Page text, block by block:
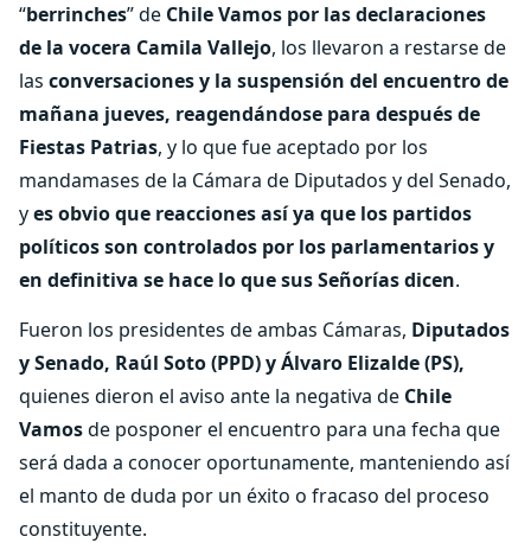
“berrinches” de Chile Vamos por las declaraciones
de la vocera Camila Vallejo, los llevaron a restarse de
las conversaciones y la suspensión del encuentro de
mañana jueves, reagendándose para después de
Fiestas Patrias, y lo que fue aceptado por los
mandamases de la Cámara de Diputados y del Senado,
yes obvio que reacciones así ya que los partidos
políticos son controlados por los parlamentarios y
en definitiva se hace lo que sus Señorías dicen.
Fueron los presidentes de ambas Cámaras, Diputados
y Senado, Raúl Soto (PPD) y Álvaro Elizalde (PS),
quienes dieron el aviso ante la negativa de Chile
Vamosde posponer el encuentro para una fecha que
será dada a conocer oportunamente, manteniendo así
el manto de duda por un éxito o fracaso del proceso
constituyente.